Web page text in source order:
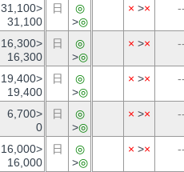
31,100>
31,100
日
◎
>◎
× >×
16,300>
16,300
日
◎
>◎
× >×
19,400>
19,400
日
◎
>◎
× >×
6,700>
0
日
◎
>◎
× >×
16,000>
16,000
日
◎
>◎
× >×